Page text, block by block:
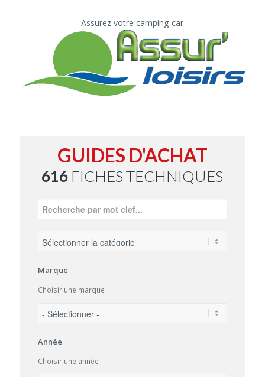
Assurez votre camping-car
GUIDES D'ACHAT
616 FICHES TECHNIQUES
Marque
Choisir une marque
Année
Choisir une année